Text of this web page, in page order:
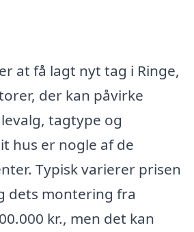
at få lagt nyt tag i Ringe,
der kan påvirke
tagtype og
hus er nogle af de
Typisk varierer prisen
dets montering fra
kr., men det kan